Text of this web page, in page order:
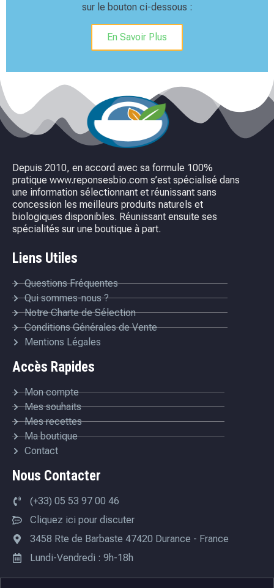
sur le bouton ci-dessous :
En Savoir Plus
Depuis 2010, en accord avec sa formule 100%
pratique www.reponsesbio.com s’est spécialisé dans
une information sélectionnant et réunissant sans
concession les meilleurs produits naturels et
biologiques disponibles. Réunissant ensuite ses
spécialités sur une boutique à part.
Liens Utiles
Questions Fréquentes
Qui sommes-nous ?
Notre Charte de Sélection
Conditions Générales de Vente
Mentions Légales
Accès Rapides
Mon compte
Mes souhaits
Mes recettes
Ma boutique
Contact
Nous Contacter
(+33) 05 53 97 00 46
Cliquez ici pour discuter
3458 Rte de Barbaste 47420 Durance - France
Lundi-Vendredi : 9h-18h